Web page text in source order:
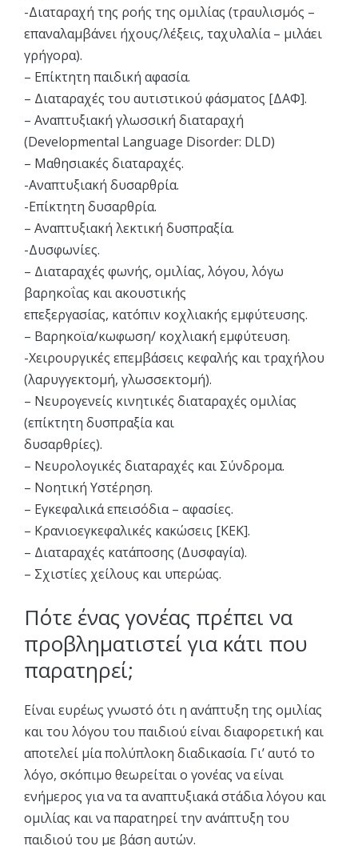
-Διαταραχή της ροής της ομιλίας (τραυλισμός –
επαναλαμβάνει ήχους/λέξεις, ταχυλαλία – μιλάει
γρήγορα).
– Επίκτητη παιδική αφασία.
– Διαταραχές του αυτιστικού φάσματος [ΔΑΦ].
– Αναπτυξιακή γλωσσική διαταραχή
(Developmental Language Disorder: DLD)
– Μαθησιακές διαταραχές.
-Αναπτυξιακή δυσαρθρία.
-Επίκτητη δυσαρθρία.
– Αναπτυξιακή λεκτική δυσπραξία.
-Δυσφωνίες.
– Διαταραχές φωνής, ομιλίας, λόγου, λόγω
βαρηκοΐας και ακουστικής
επεξεργασίας, κατόπιν κοχλιακής εμφύτευσης.
– Βαρηκοϊα/κωφωση/ κοχλιακή εμφύτευση.
-Χειρουργικές επεμβάσεις κεφαλής και τραχήλου
(λαρυγγεκτομή, γλωσσεκτομή).
– Νευρογενείς κινητικές διαταραχές ομιλίας
(επίκτητη δυσπραξία και
δυσαρθρίες).
– Νευρολογικές διαταραχές και Σύνδρομα.
– Νοητική Υστέρηση.
– Εγκεφαλικά επεισόδια – αφασίες.
– Κρανιοεγκεφαλικές κακώσεις [ΚΕΚ].
– Διαταραχές κατάποσης (Δυσφαγία).
– Σχιστίες χείλους και υπερώας.
Πότε ένας γονέας πρέπει να
προβληματιστεί για κάτι που
παρατηρεί;
Είναι ευρέως γνωστό ότι η ανάπτυξη της ομιλίας
και του λόγου του παιδιού είναι διαφορετική και
αποτελεί μία πολύπλοκη διαδικασία. Γι’ αυτό το
λόγο, σκόπιμο θεωρείται ο γονέας να είναι
ενήμερος για να τα αναπτυξιακά στάδια λόγου και
ομιλίας και να παρατηρεί την ανάπτυξη του
παιδιού του με βάση αυτών.